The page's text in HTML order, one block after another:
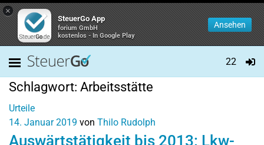
×
SteuerGo App
forium GmbH
kostenlos - In Google Play
Ansehen
22
Schlagwort: Arbeitsstätte
Urteile
14. Januar 2019 von Thilo Rudolph
Auswärtstätigkeit bis 2013: Lkw-